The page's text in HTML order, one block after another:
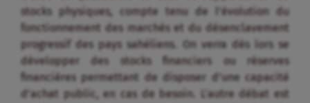
stocks physiques, compte tenu de l’évolution du
fonctionnement des marchés et du désenclavement
progressif des pays sahéliens. On verra dès lors se
développer des stocks financiers ou réserves
financières permettant de disposer d’une capacité
d’achat public, en cas de besoin. L’autre débat est